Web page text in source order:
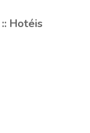
Hotéis